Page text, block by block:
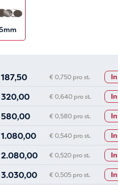
187,50 € 0,750 pro st.
320,00 € 0,640 pro st.
580,00 € 0,580 pro st.
1.080,00 € 0,540 pro st.
2.080,00 € 0,520 pro st.
3.030,00 € 0,505 pro st.